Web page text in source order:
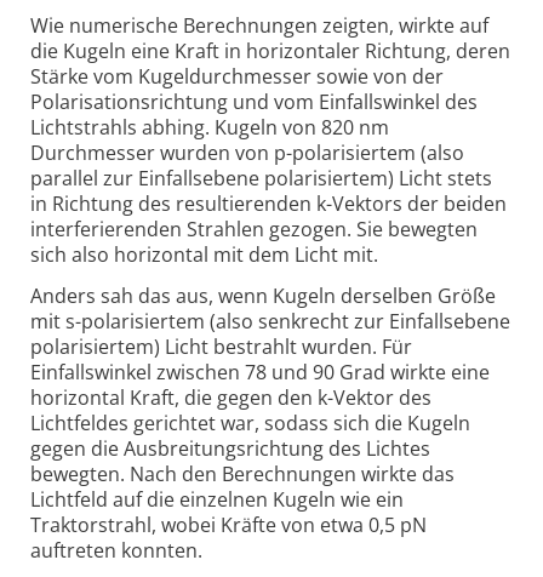
Wie numerische Berechnungen zeigten, wirkte auf
die Kugeln eine Kraft in horizontaler Richtung, deren
Stärke vom Kugeldurchmesser sowie von der
Polarisationsrichtung und vom Einfallswinkel des
Lichtstrahls abhing. Kugeln von 820 nm
Durchmesser wurden von p-polarisiertem (also
parallel zur Einfallsebene polarisiertem) Licht stets
in Richtung des resultierenden k-Vektors der beiden
interferierenden Strahlen gezogen. Sie bewegten
sich also horizontal mit dem Licht mit.
Anders sah das aus, wenn Kugeln derselben Größe
mit s-polarisiertem (also senkrecht zur Einfallsebene
polarisiertem) Licht bestrahlt wurden. Für
Einfallswinkel zwischen 78 und 90 Grad wirkte eine
horizontal Kraft, die gegen den k-Vektor des
Lichtfeldes gerichtet war, sodass sich die Kugeln
gegen die Ausbreitungsrichtung des Lichtes
bewegten. Nach den Berechnungen wirkte das
Lichtfeld auf die einzelnen Kugeln wie ein
Traktorstrahl, wobei Kräfte von etwa 0,5 pN
auftreten konnten.